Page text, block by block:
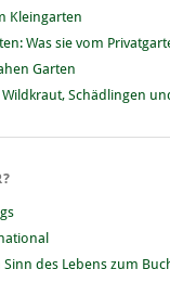
Kleingarten
Was sie vom
Garten
Schädlingen
Sinn des Lebens zum